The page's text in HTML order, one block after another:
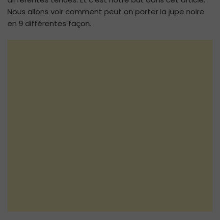
Nous allons voir comment peut on porter la jupe noire
en 9 différentes façon.